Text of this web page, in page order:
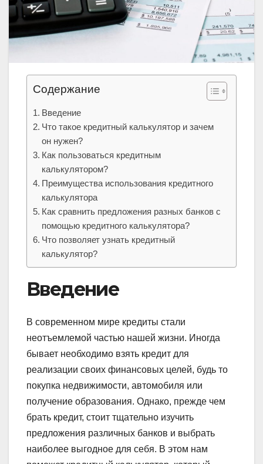
Содержание
Введение
Что такое кредитный калькулятор и зачем
он нужен?
Как пользоваться кредитным
калькулятором?
Преимущества использования кредитного
калькулятора
Как сравнить предложения разных банков с
помощью кредитного калькулятора?
Что позволяет узнать кредитный
калькулятор?
Введение
В современном мире кредиты стали
неотъемлемой частью нашей жизни. Иногда
бывает необходимо взять кредит для
реализации своих финансовых целей, будь то
покупка недвижимости, автомобиля или
получение образования. Однако, прежде чем
брать кредит, стоит тщательно изучить
предложения различных банков и выбрать
наиболее выгодное для себя. В этом нам